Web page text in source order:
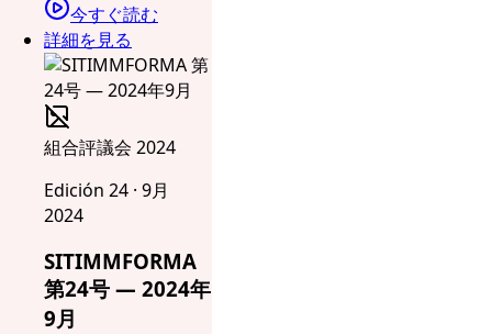
今すぐ読む
詳細を見る
組合評議会 2024
Edición 24 · 9月
2024
SITIMMFORMA
第24号 — 2024年
9月